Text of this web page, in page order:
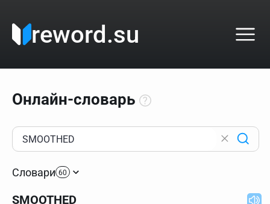
reword.su
Онлайн-словарь
Как пользоваться онлайн-словарём?
которого интересует. Система автоматически подберёт
варианты по начальным буквам и покажет их во
вариантов, откроется страница со словарными
Словари 60
SMOOTHED